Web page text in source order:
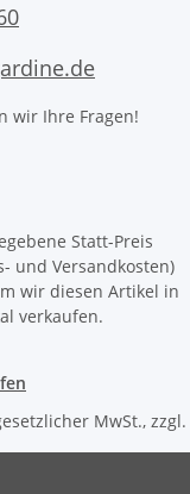
wir Ihre Fragen!
Statt-Preis
und Versandkosten)
wir diesen Artikel in
verkaufen.
MwSt., zzgl.